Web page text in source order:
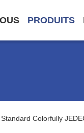
PRODUITS
Colorfully